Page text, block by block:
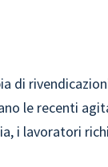
di
le recenti
i lavoratori